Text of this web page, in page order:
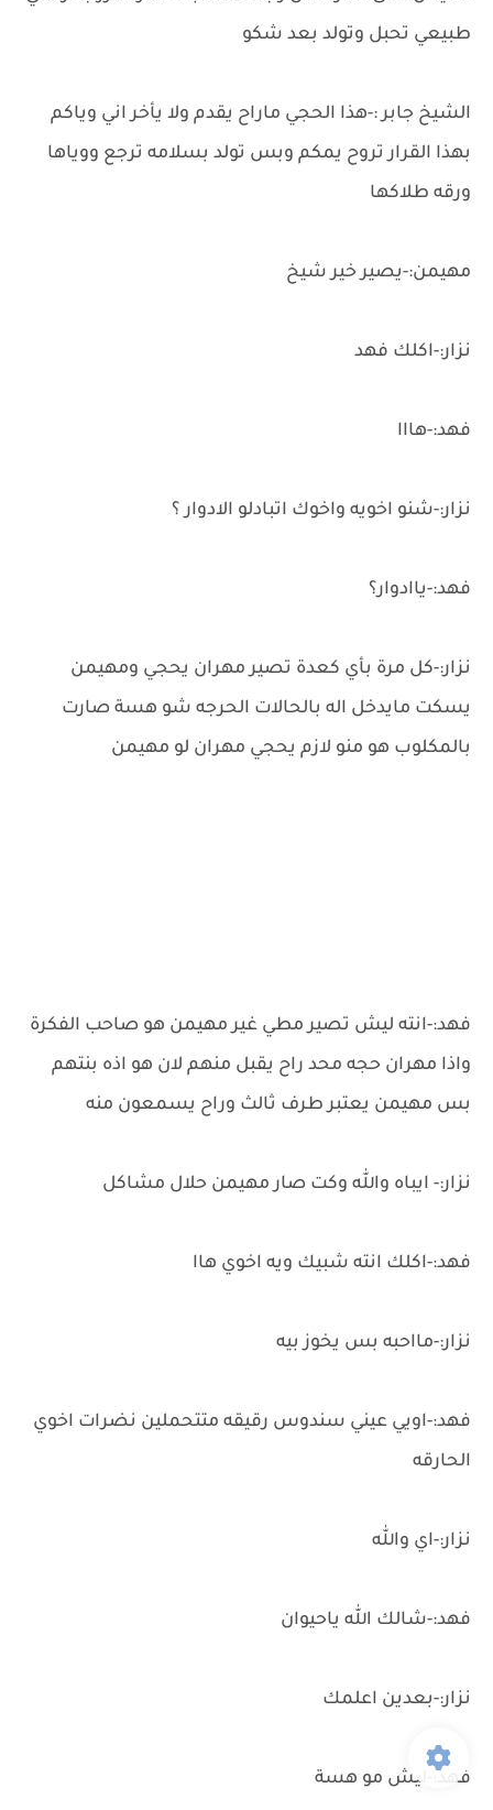
طبيعي تحبل وتولد بعد شكو
الشيخ جابر :-هذا الحجي ماراح يقدم ولا يأخر اني وياكم
بهذا القرار تروح يمكم وبس تولد بسلامه ترجع ووياها
ورقه طلاكها
مهيمن:-يصير خير شيخ
نزار:-اكلك فهد
فهد:-هااا
نزار:-شنو اخويه واخوك اتبادلو الادوار ؟
فهد:-ياادوار؟
نزار:-كل مرة بأي كعدة تصير مهران يحجي ومهيمن
يسكت مايدخل اله بالحالات الحرجه شو هسة صارت
بالمكلوب هو منو لازم يحجي مهران لو مهيمن
فهد:-انته ليش تصير مطي غير مهيمن هو صاحب الفكرة
واذا مهران حجه محد راح يقبل منهم لان هو اذه بنتهم
بس مهيمن يعتبر طرف ثالث وراح يسمعون منه
نزار:- ايباه والله وكت صار مهيمن حلال مشاكل
فهد:-اكلك انته شبيك ويه اخوي هاا
نزار:-مااحبه بس يخوز بيه
فهد:-اويي عيني سندوس رقيقه متتحملين نضرات اخوي
الحارقه
نزار:-اي والله
فهد:-شالك الله ياحيوان
نزار:-بعدين اعلمك
فهد:-ليش مو هسة